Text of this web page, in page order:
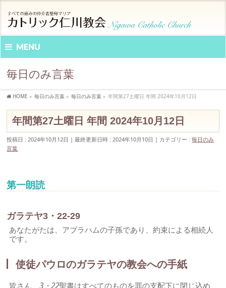
MENU
毎日のみ言葉
HOME » 毎日のみ言葉 » 毎日のみ言葉 » 年間第27土曜日 年間 2024年10月12日
年間第27土曜日 年間 2024年10月12日
投稿日 : 2024年10月12日 最終更新日時 : 2024年10月10日 カテゴリー :毎日のみ
言葉
第一朗読
ガラテヤ3・22-29
あなたがたは、アブラハムの子孫であり、約束による相続人
です。
使徒パウロのガラテヤの教会への手紙
皆さん、3・22聖書はすべてのものを罪の支配下に閉じ込め